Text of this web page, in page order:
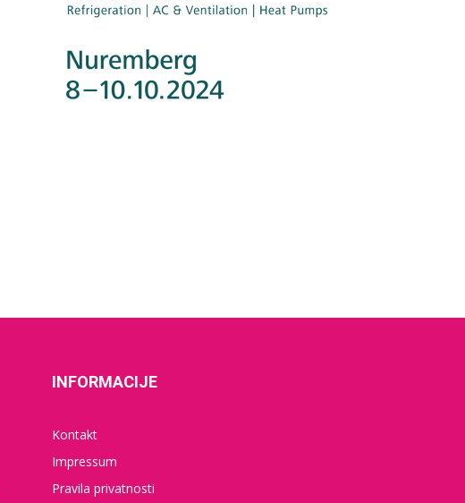
INFORMACIJE
Kontakt
Impressum
Pravila privatnosti